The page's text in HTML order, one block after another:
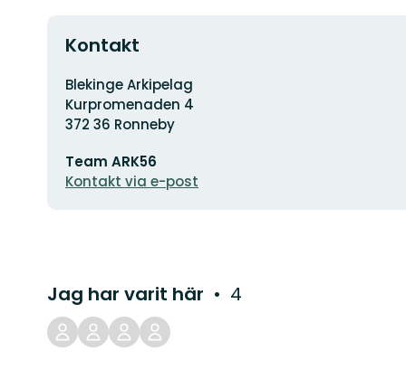
Kontakt
Adress
Blekinge Arkipelag
Kurpromenaden 4
372 36 Ronneby
postadress
Team ARK56
Kontakt via e-post
Jag har varit här 4